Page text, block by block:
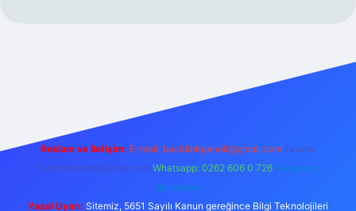
Reklam ve İletişim: E-mail: backlinkpaneli@gmail.com Teams:
forumhizmeti@gmail.com Whatsapp: 0262 606 0 726 Telegram:
@karabul
Yasal Uyarı: Sitemiz, 5651 Sayılı Kanun gereğince Bilgi Teknolojileri